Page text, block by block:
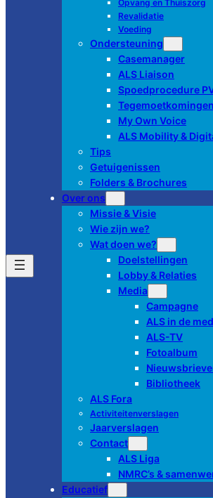
Opvang en Thuiszorg
Revalidatie
Voeding
Ondersteuning
Casemanager
ALS Liaison
Spoedprocedure
Tegemoetkomingen
My Own Voice
ALS Mobility &
Tips
Getuigenissen
Folders & Brochures
Over ons
Missie & Visie
Wie zijn we?
Wat doen we?
Doelstellingen
Lobby & Relaties
Media
Campagne
ALS in de
ALS-TV
Fotoalbum
Bibliotheek
ALS Fora
Activiteitenverslagen
Jaarverslagen
Contact
ALS Liga
NMRC’s &
Educatief